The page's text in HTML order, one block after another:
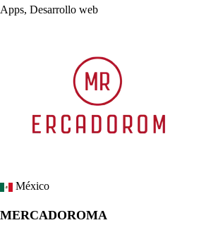
Apps, Desarrollo web
México
MERCADOROMA